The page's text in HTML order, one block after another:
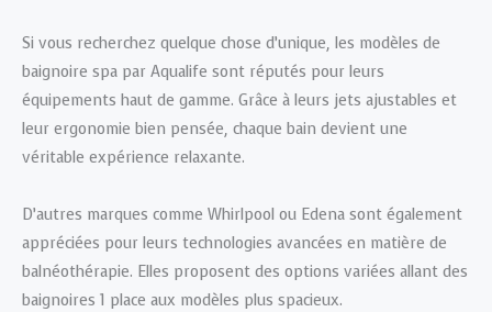
Si vous recherchez quelque chose d’unique, les modèles de
baignoire spa par Aqualife sont réputés pour leurs
équipements haut de gamme. Grâce à leurs jets ajustables et
leur ergonomie bien pensée, chaque bain devient une
véritable expérience relaxante.
D’autres marques comme Whirlpool ou Edena sont également
appréciées pour leurs technologies avancées en matière de
balnéothérapie. Elles proposent des options variées allant des
baignoires 1 place aux modèles plus spacieux.